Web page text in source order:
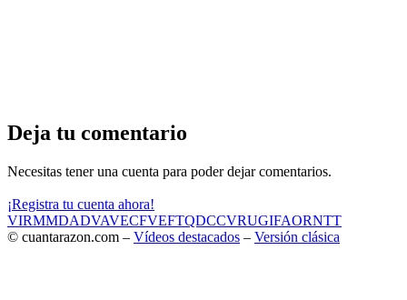
Deja tu comentario
Necesitas tener una cuenta para poder dejar comentarios.
¡Registra tu cuenta ahora!
VIRMMDADVAVECFVEFTQDCCVRUGIFAORNTT
© cuantarazon.com – Vídeos destacados – Versión clásica